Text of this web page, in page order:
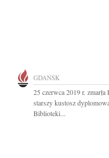
GDAŃSK
25 czerwca 2019 r.
starszy kustosz
Biblioteki...